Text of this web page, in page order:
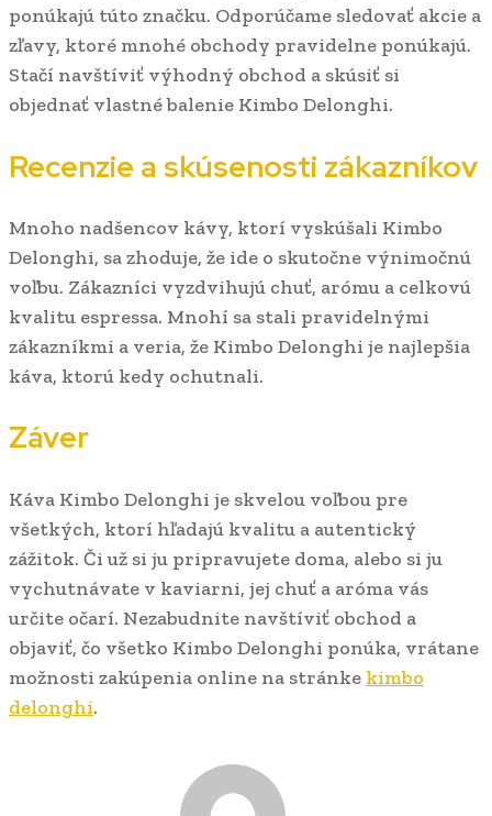
ponúkajú túto značku. Odporúčame sledovať akcie a
zľavy, ktoré mnohé obchody pravidelne ponúkajú.
Stačí navštíviť výhodný obchod a skúsiť si
objednať vlastné balenie Kimbo Delonghi.
Recenzie a skúsenosti zákazníkov
Mnoho nadšencov kávy, ktorí vyskúšali Kimbo
Delonghi, sa zhoduje, že ide o skutočne výnimočnú
voľbu. Zákazníci vyzdvihujú chuť, arómu a celkovú
kvalitu espressa. Mnohí sa stali pravidelnými
zákazníkmi a veria, že Kimbo Delonghi je najlepšia
káva, ktorú kedy ochutnali.
Záver
Káva Kimbo Delonghi je skvelou voľbou pre
všetkých, ktorí hľadajú kvalitu a autentický
zážitok. Či už si ju pripravujete doma, alebo si ju
vychutnávate v kaviarni, jej chuť a aróma vás
určite očarí. Nezabudnite navštíviť obchod a
objaviť, čo všetko Kimbo Delonghi ponúka, vrátane
možnosti zakúpenia online na stránke kimbo
delonghi.